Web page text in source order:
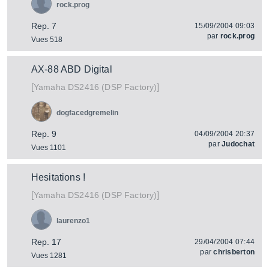
Rep. 7
Vues 518
rock.prog
15/09/2004 09:03
par rock.prog
AX-88 ABD Digital
[Yamaha DS2416 (DSP Factory)]
Rep. 9
Vues 1101
dogfacedgremelin
04/09/2004 20:37
parJudochat
Hesitations !
[Yamaha DS2416 (DSP Factory)]
Rep. 17
Vues 1281
laurenzo1
29/04/2004 07:44
parchrisberton